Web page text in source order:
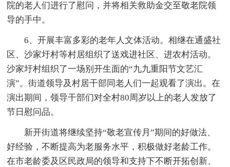
院的老人们进行了慰问，并将相关救助金交至敬老院领
导的手中。
6、开展丰富多彩的老年人文体活动。相继在通盛社
区、沙家圩村等村居组织了送戏进社区、进农村活动。
沙家圩村组织了一场别开生面的“九九重阳节文艺汇
演”。街道领导及村居干部同老人们一起观看了演出。在
演出期间，领导干部们对全村80周岁以上的老人发放了
节日慰问品。
新开街道将继续坚持“敬老宣传月”期间的好做法、
好经验，不断提高为老服务水平，积极做好老龄工作。
在市老龄委及区民政局的领导和支持下不断开拓创新、